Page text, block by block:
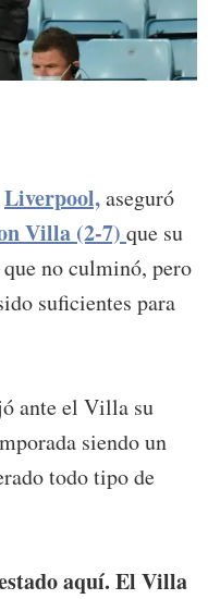
Liverpool,aseguró
Villa (2-7) que su
no culminó, pero
suficientes para
ante el Villa su
siendo un
todo tipo de
aquí. El Villa